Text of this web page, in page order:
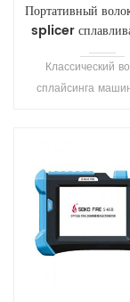
Портативный
splicer
Классический
сплайсинга
ударопрочный,
окружающей